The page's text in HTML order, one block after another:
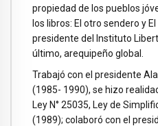
propiedad de los pueblos
los libros: El otro sendero y
presidente del Instituto
último, arequipeño global.
Trabajó con el presidente
(1985- 1990), se hizo
Ley N° 25035, Ley de
(1989); colaboró con el